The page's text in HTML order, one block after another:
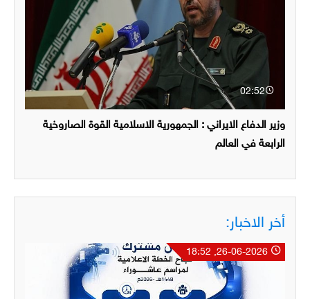
02:52
وزير الدفاع الايراني : الجمهورية الاسلامية القوة الصاروخية
الرابعة في العالم
أخر الاخبار: